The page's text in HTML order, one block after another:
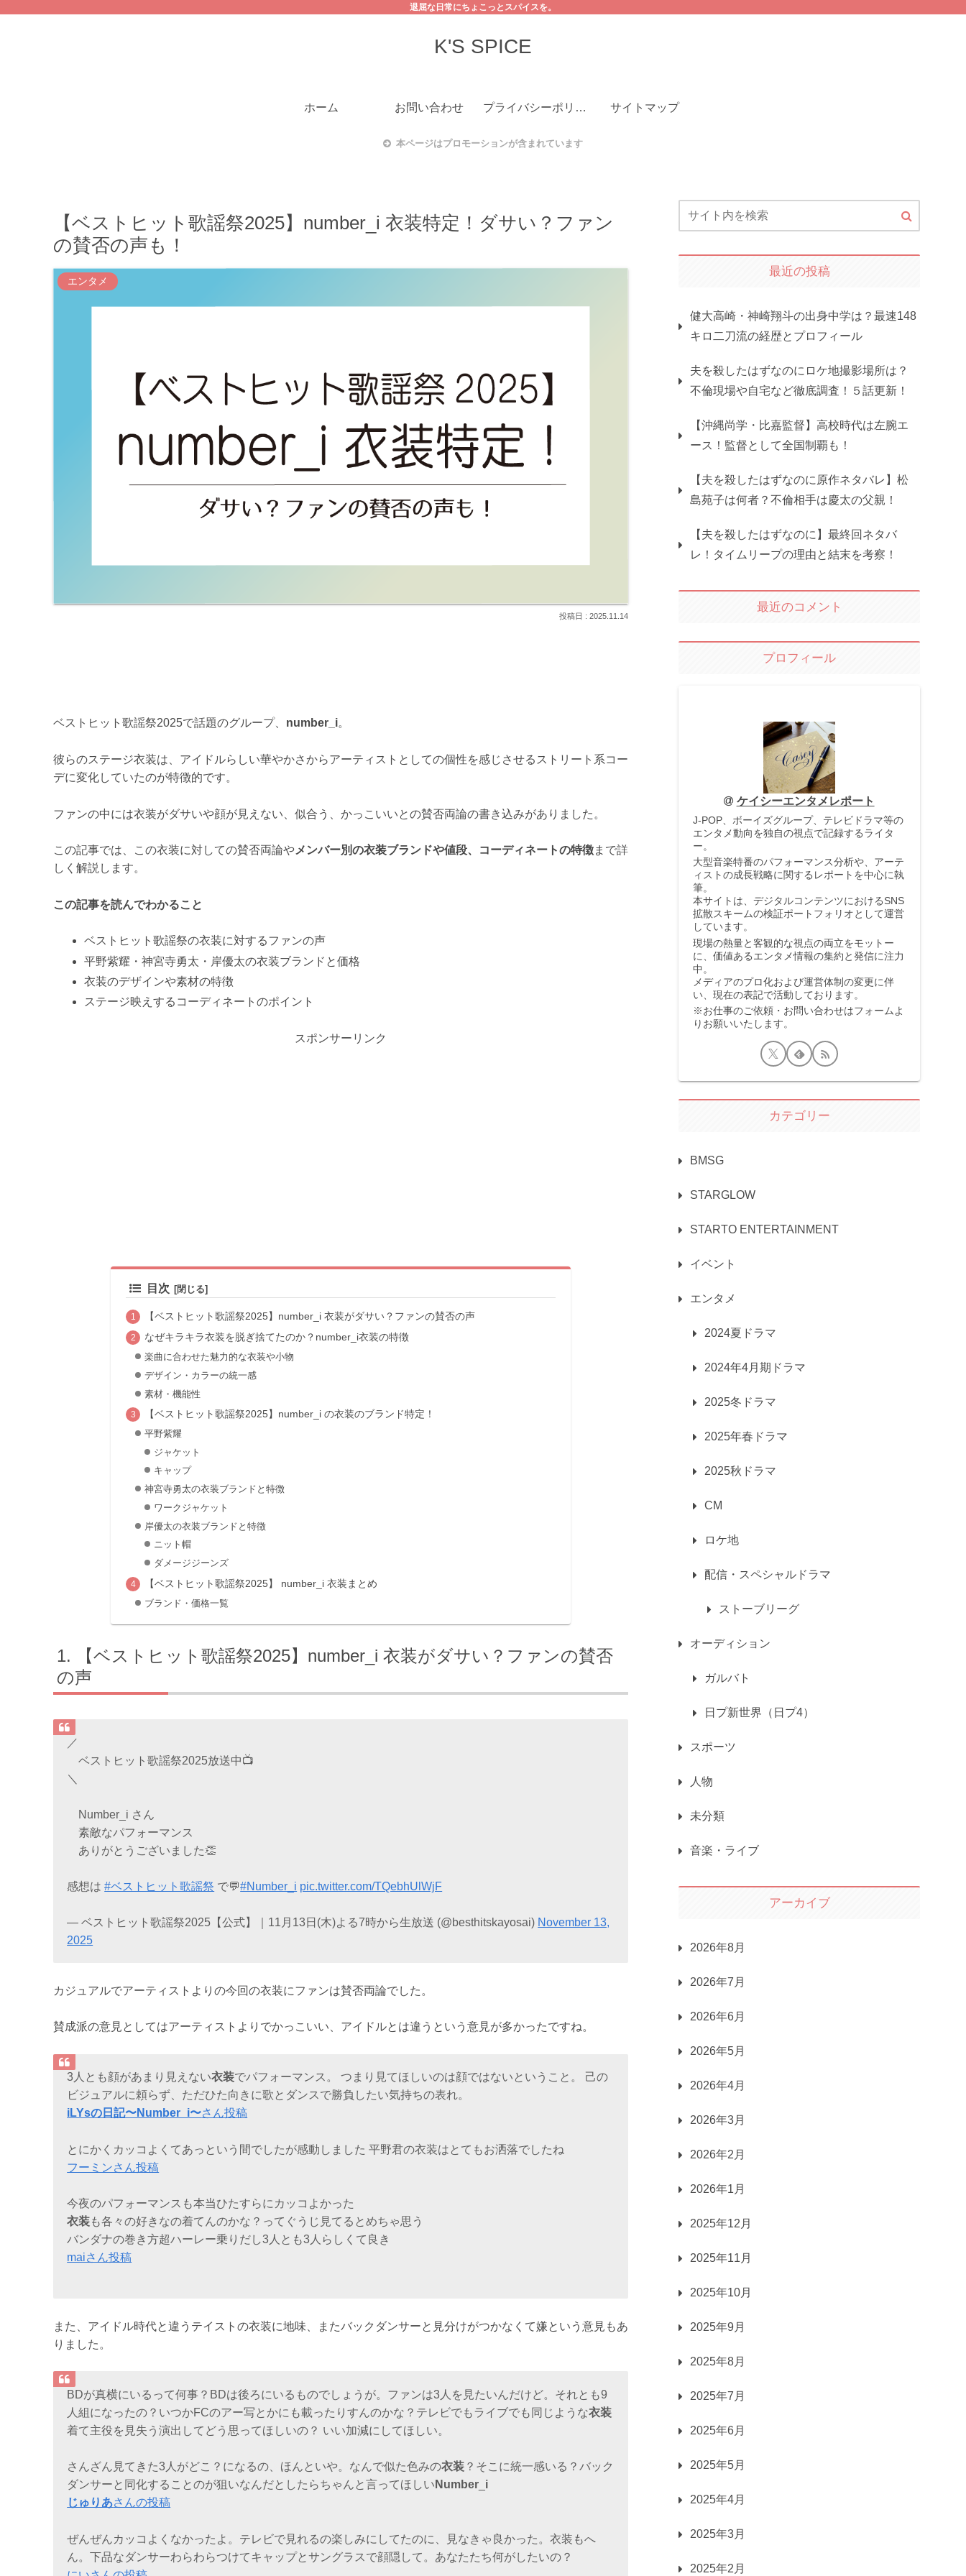
退屈な日常にちょこっとスパイスを。
K'S SPICE
ホーム お問い合わせ プライバシーポリシー サイトマップ
本ページはプロモーションが含まれています
【ベストヒット歌謡祭2025】number_i 衣装特定！ダサい？ファン
の賛否の声も！
エンタメ
2025.11.14
ベストヒット歌謡祭2025で話題のグループ、 number_i。
彼らのステージ衣装は、アイドルらしい華やかさからアーティストとしての個性を感じさせるストリート系コー
デに変化していたのが特徴的です。
ファンの中には衣装がダサいや顔が見えない、似合う、かっこいいとの賛否両論の書き込みがありました。
この記事では、この衣装に対しての賛否両論やメンバー別の衣装ブランドや値段、コーディネートの特徴まで詳
しく解説します。
この記事を読んでわかること
ベストヒット歌謡祭の衣装に対するファンの声
平野紫耀・神宮寺勇太・岸優太の衣装ブランドと価格
衣装のデザインや素材の特徴
ステージ映えするコーディネートのポイント
スポンサーリンク
目次
【ベストヒット歌謡祭2025】number_i 衣装がダサい？ファンの賛否の声
なぜキラキラ衣装を脱ぎ捨てたのか？number_i衣装の特徴
楽曲に合わせた魅力的な衣装や小物
デザイン・カラーの統一感
素材・機能性
【ベストヒット歌謡祭2025】number_i の衣装のブランド特定！
平野紫耀
ジャケット
キャップ
神宮寺勇太の衣装ブランドと特徴
ワークジャケット
岸優太の衣装ブランドと特徴
ニット帽
ダメージジーンズ
【ベストヒット歌謡祭2025】 number_i 衣装まとめ
ブランド・価格一覧
【ベストヒット歌謡祭2025】number_i 衣装がダサい？ファンの賛否
の声
／
ベストヒット歌謡祭2025放送中📺
＼
Number_i さん
素敵なパフォーマンス
ありがとうございました👏
感想は#ベストヒット歌謡祭 で💬#Number_i pic.twitter.com/TQebhUlWjF
— ベストヒット歌謡祭2025【公式】｜11月13日(木)よる7時から生放送 (@besthitskayosai) November 13,
2025
カジュアルでアーティストよりの今回の衣装にファンは賛否両論でした。
賛成派の意見としてはアーティストよりでかっこいい、アイドルとは違うという意見が多かったですね。
3人とも顔があまり見えない衣装でパフォーマンス。 つまり見てほしいのは顔ではないということ。 己の
ビジュアルに頼らず、ただひた向きに歌とダンスで勝負したい気持ちの表れ。
iLYsの日記〜Number_i〜さん投稿
とにかくカッコよくてあっという間でしたが感動しました 平野君の衣装はとてもお洒落でしたね
フーミンさん投稿
今夜のパフォーマンスも本当ひたすらにカッコよかった
衣装も各々の好きなの着てんのかな？ってぐうじ見てるとめちゃ思う
バンダナの巻き方超ハーレー乗りだし3人とも3人らしくて良き
maiさん投稿
また、アイドル時代と違うテイストの衣装に地味、またバックダンサーと見分けがつかなくて嫌という意見もあ
りました。
BDが真横にいるって何事？BDは後ろにいるものでしょうが。ファンは3人を見たいんだけど。それとも9
人組になったの？いつかFCのアー写とかにも載ったりすんのかな？テレビでもライブでも同じような衣装
着て主役を見失う演出してどう思ってほしいの？ いい加減にしてほしい。
さんざん見てきた3人がどこ？になるの、ほんといや。なんで似た色みの衣装 ？そこに統一感いる？バック
ダンサーと同化することのが狙いなんだとしたらちゃんと言ってほしい Number i
じゅりあさんの投稿
ぜんぜんカッコよくなかったよ。テレビで見れるの楽しみにしてたのに、見なきゃ良かった。衣装もへ
ん。下品なダンサーわらわらつけてキャップとサングラスで顔隠して。あなたたち何がしたいの？
最近の投稿
健大高崎・神崎翔斗の出身中学は？最速148
キロ二刀流の経歴とプロフィール
夫を殺したはずなのにロケ地撮影場所は？
不倫現場や自宅など徹底調査！５話更新！
【沖縄尚学・比嘉監督】高校時代は左腕エ
ース！監督として全国制覇も！
【夫を殺したはずなのに原作ネタバレ】松
島苑子は何者？不倫相手は慶太の父親！
【夫を殺したはずなのに】最終回ネタバ
レ！タイムリープの理由と結末を考察！
最近のコメント
プロフィール
ケイシーエンタメレポート
J-POP、ボーイズグループ、テレビドラマ等の
エンタメ動向を独自の視点で記録するライタ
ー。
大型音楽特番のパフォーマンス分析や、アーテ
ィストの成長戦略に関するレポートを中心に執
筆。
本サイトは、デジタルコンテンツにおけるSNS
拡散スキームの検証ポートフォリオとして運営
しています。
現場の熱量と客観的な視点の両立をモットー
に、価値あるエンタメ情報の集約と発信に注力
中。
メディアのプロ化および運営体制の変更に伴
い、現在の表記で活動しております。
※お仕事のご依頼・お問い合わせはフォームよ
りお願いいたします。
カテゴリー
BMSG
STARGLOW
STARTO ENTERTAINMENT
イベント
エンタメ
2024夏ドラマ
2024年4月期ドラマ
2025冬ドラマ
2025年春ドラマ
2025秋ドラマ
CM
ロケ地
配信・スペシャルドラマ
ストーブリーグ
オーディション
ガルバト
日プ新世界（日プ4）
スポーツ
人物
未分類
音楽・ライブ
アーカイブ
2026年8月
2026年7月
2026年6月
2026年5月
2026年4月
2026年3月
2026年2月
2026年1月
2025年12月
2025年11月
2025年10月
2025年9月
2025年8月
2025年7月
2025年6月
2025年5月
2025年4月
2025年3月
2025年2月